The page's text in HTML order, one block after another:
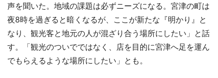
声を聞いた。地域の課題は必ずニーズになる。宮津の町は
夜8時を過ぎると暗くなるが、ここが新たな『明かり』と
なり、観光客と地元の人が混ざり合う場所にしたい」と話
す。「観光のついでではなく、店を目的に宮津へ足を運ん
でもらえるような場所にしたい」とも。